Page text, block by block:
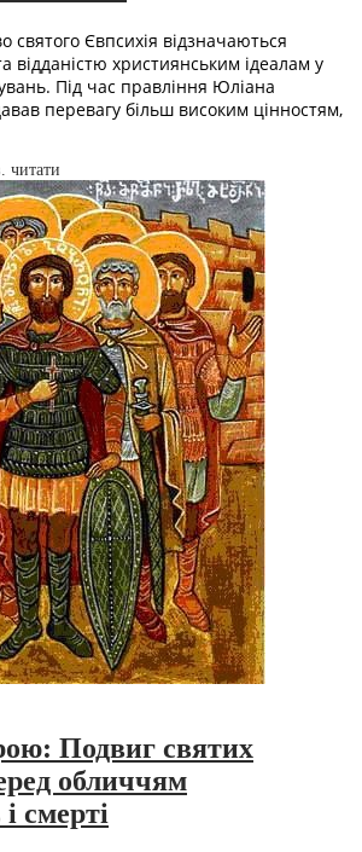
святого Євпсихія відзначаються
відданістю християнським ідеалам у
Під час правління Юліана
перевагу більш високим цінностям,
читати
Подвиг святих
обличчям
смерті